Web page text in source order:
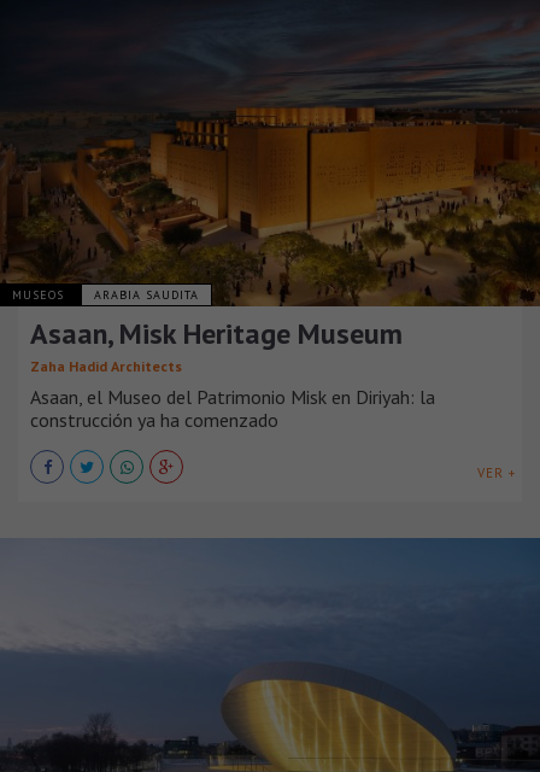
MUSEOS ARABIA SAUDITA
Asaan, Misk Heritage Museum
Zaha Hadid Architects
Asaan, el Museo del Patrimonio Misk en Diriyah: la
construcción ya ha comenzado
VER +